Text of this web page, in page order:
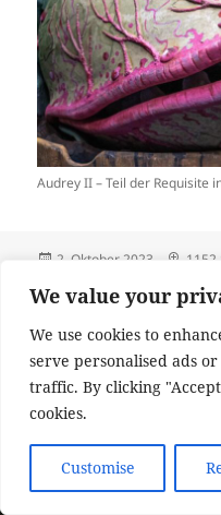
We value your
We use cookies to
serve personalised ads
traffic. By clicking
cookies.
Customise
Audrey II – Teil der Requisite
Veröffentlicht
2. Oktober 2023 1152
Beitragsnavigation
DSC06719
Impressum und
WordPress